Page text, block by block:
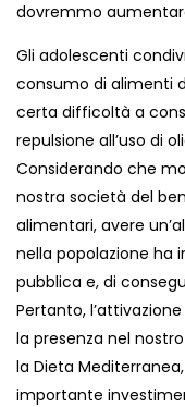
dovremmo
Gli adolescenti
consumo di alimenti
certa difficoltà a
repulsione all’uso di
Considerando che
nostra società del
alimentari, avere
nella popolazione ha
pubblica e, di
Pertanto,
la presenza nel
la Dieta
importante